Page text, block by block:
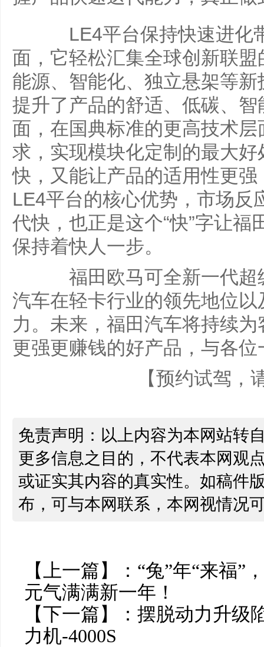
LE4平台保持快速进化
面，它轻松汇集全球创新联
能源、智能化、独立悬架等
提升了产品的舒适、低碳、
面，在国典标准的更高技术
求，实现模块化定制的最大
快，又能让产品的适用性更强
LE4平台的核心优势，市场反
代快，也正是这个“快”字让
保持着快人一步。
福田欧马可全新一代超
汽车在轻卡行业的领先地位
力。未来，福田汽车将持续
更强更赚钱的好产品，与各
【预约试驾，
免责声明：以上内容为本网站转
更多信息之目的，不代表本网观
或证实其内容的真实性。如稿件
布，可与本网联系，本网视情况
【上一篇】： “兔”年“来福”
元气满满新一年！
【下一篇】： 摆脱动力升级
力机-4000S